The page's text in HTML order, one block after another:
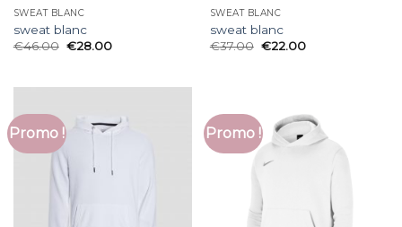
SWEAT BLANC
sweat blanc
€46.00 €28.00
SWEAT BLANC
sweat blanc
€37.00 €22.00
Promo ! Promo !